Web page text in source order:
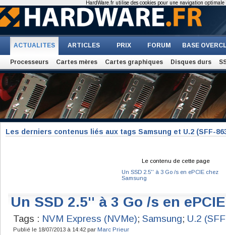
ACTUALITES ARTICLES PRIX FORUM BASE
Processeurs Cartes mères Cartes graphiques Disques durs
Les derniers contenus liés aux tags Samsung et U.2 (SFF-
Le contenu de cette page
Un SSD 2.5'' à 3 Go /s en ePCIE chez
Samsung
Un SSD 2.5'' à 3 Go /s en
Tags : NVM Express (NVMe); Samsung; U.2
Publié le 18/07/2013 à 14:42 par Marc Prieur
HardWare.fr utilise des cookies pour une navigation